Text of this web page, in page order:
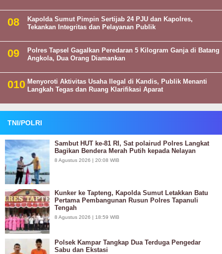
Kapolda Sumut Pimpin Sertijab 24 PJU dan Kapolres,
Tekankan Integritas dan Pelayanan Publik
Polres Tapsel Gagalkan Peredaran 5 Kilogram Ganja di Batang
Angkola, Dua Orang Diamankan
Menyoroti Aktivitas Usaha Ilegal di Kandis, Publik Menanti
Langkah Tegas dan Ruang Klarifikasi Aparat
TNI/POLRI
Sambut HUT ke-81 RI, Sat polairud Polres Langkat
Bagikan Bendera Merah Putih kepada Nelayan
8 Agustus 2026 | 20:08 WIB
Kunker ke Tapteng, Kapolda Sumut Letakkan Batu
Pertama Pembangunan Rusun Polres Tapanuli
Tengah
8 Agustus 2026 | 18:59 WIB
Polsek Kampar Tangkap Dua Terduga Pengedar
Sabu dan Ekstasi